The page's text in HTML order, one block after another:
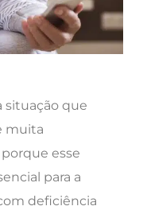
situação que
muita
esse
para a
deficiência